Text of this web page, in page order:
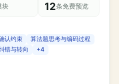
块 12条免费预览
认约束
算法题思考与编码过程
错与转向 +4